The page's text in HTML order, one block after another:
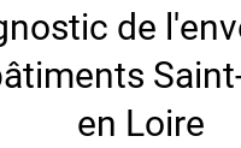
de
en Loire